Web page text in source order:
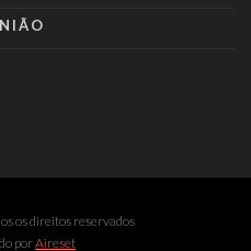
os direitos reservados
porAireset